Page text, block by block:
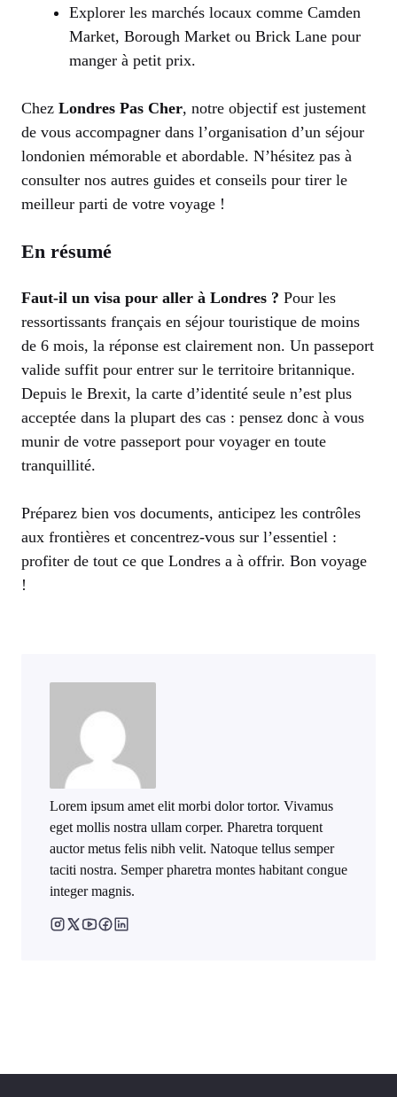
Explorer les marchés locaux comme Camden
Market, Borough Market ou Brick Lane pour
manger à petit prix.
Chez Londres Pas Cher, notre objectif est justement
de vous accompagner dans l’organisation d’un séjour
londonien mémorable et abordable. N’hésitez pas à
consulter nos autres guides et conseils pour tirer le
meilleur parti de votre voyage !
En résumé
Faut-il un visa pour aller à Londres ? Pour les
ressortissants français en séjour touristique de moins
de 6 mois, la réponse est clairement non. Un passeport
valide suffit pour entrer sur le territoire britannique.
Depuis le Brexit, la carte d’identité seule n’est plus
acceptée dans la plupart des cas : pensez donc à vous
munir de votre passeport pour voyager en toute
tranquillité.
Préparez bien vos documents, anticipez les contrôles
aux frontières et concentrez-vous sur l’essentiel :
profiter de tout ce que Londres a à offrir. Bon voyage
!
Lorem ipsum amet elit morbi dolor tortor. Vivamus
eget mollis nostra ullam corper. Pharetra torquent
auctor metus felis nibh velit. Natoque tellus semper
taciti nostra. Semper pharetra montes habitant congue
integer magnis.